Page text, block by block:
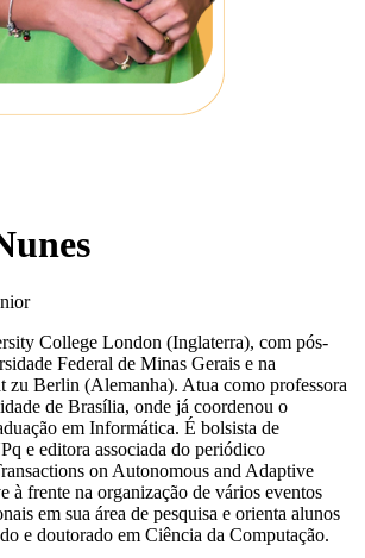
College London (Inglaterra), com pós-
Federal de Minas Gerais e na
zu Berlin (Alemanha). Atua como professora
de Brasília, onde já coordenou o
em Informática. É bolsista de
e editora associada do periódico
on Autonomous and Adaptive
à frente na organização de vários eventos
em sua área de pesquisa e orienta alunos
e doutorado em Ciência da Computação.